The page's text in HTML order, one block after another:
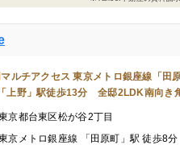
ルチアクセス 東京メトロ銀座線「田
上野」駅徒歩13分 全邸2LDK南向き
京都台東区松が谷2丁目
京メトロ銀座線 「田原町」駅 徒歩8分